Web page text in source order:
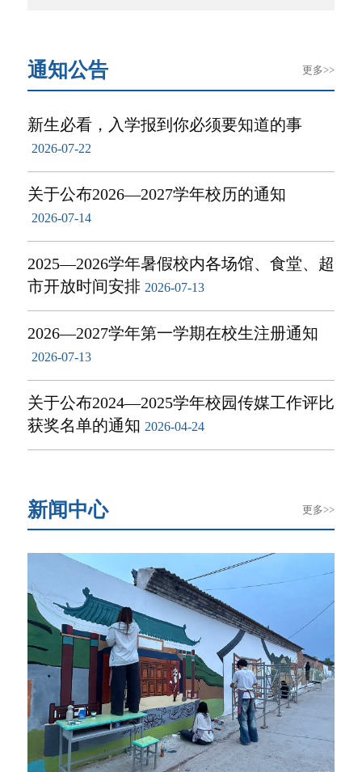
更多>>
通知公告
新生必看，入学报到你必须要知道的事
2026-07-22
关于公布2026—2027学年校历的通知
2026-07-14
2025—2026学年暑假校内各场馆、食堂、超
市开放时间安排 2026-07-13
2026—2027学年第一学期在校生注册通知
2026-07-13
关于公布2024—2025学年校园传媒工作评比
获奖名单的通知 2026-04-24
更多>>
新闻中心